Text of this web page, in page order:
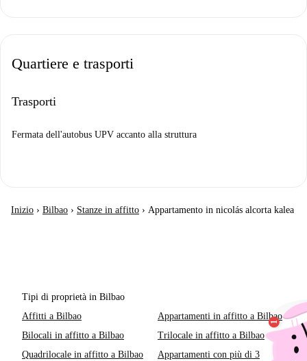
Quartiere e trasporti
Trasporti
Fermata dell'autobus UPV accanto alla struttura
Inizio › Bilbao › Stanze in affitto › Appartamento in nicolás alcorta kalea
Tipi di proprietà in Bilbao
Affitti a Bilbao
Appartamenti in affitto a Bilbao
Bilocali in affitto a Bilbao
Trilocale in affitto a Bilbao
Quadrilocale in affitto a Bilbao
Appartamenti con più di 3